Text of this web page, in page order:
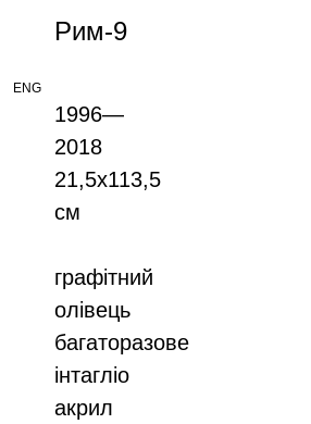
Рим-9
ENG
1996—
2018
21,5х113,5
см
графітний
олівець
багаторазове
інтагліо
акрил